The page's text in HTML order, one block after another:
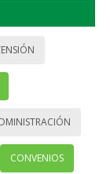
CONVENIOS